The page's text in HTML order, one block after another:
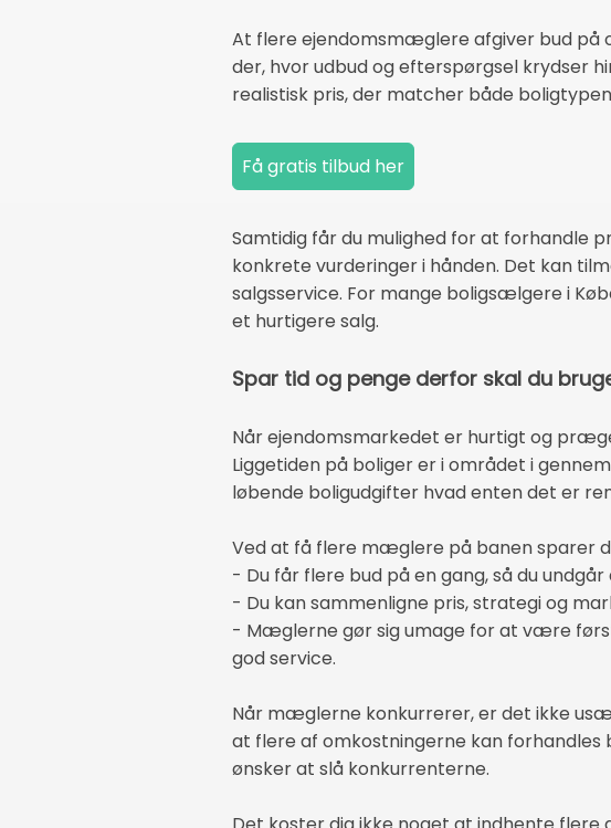
At flere ejendomsmæglere afgiver bud på
der, hvor udbud og efterspørgsel krydser
realistisk pris, der matcher både
Samtidig får du mulighed for at forhandle
konkrete vurderinger i hånden. Det kan
salgsservice. For mange boligsælgere i
et hurtigere salg.
Spar tid og penge derfor skal du
Når ejendomsmarkedet er hurtigt og
Liggetiden på boliger er i området i
løbende boligudgifter hvad enten det er
Ved at få flere mæglere på banen sparer
- Du får flere bud på en gang, så du
- Du kan sammenligne pris, strategi og
- Mæglerne gør sig umage for at være
god service.
Når mæglerne konkurrerer, er det ikke
at flere af omkostningerne kan
ønsker at slå konkurrenterne.